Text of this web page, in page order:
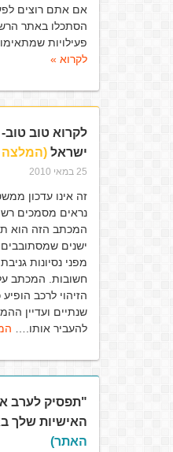
אם אתם רוצים
הסתכלו באתר
פעילויות
לקרוא »
לקרוא טוב
ישראל(המלצה
25 במאי 2010
זה אינו עדכון
נראים מסמכים
המכתב הזה הוא
ישנים
מפני נסיונות
חשובות. המכתב
הזיהוי לרכב
שנתיים ועדיין
להעביר אותו.…
"תפסיק לערב
האישיות שלך
האתר)